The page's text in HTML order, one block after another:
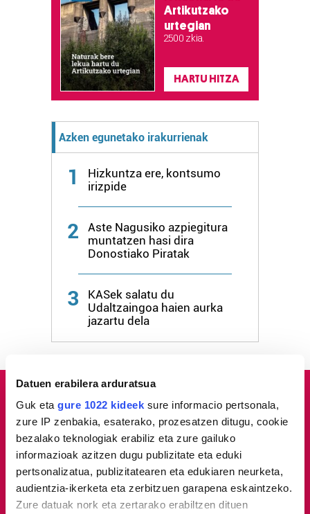
Datuen erabilera arduratsua
Guk eta gure 1022 kideek sure informacio pertsonala,
zure IP zenbakia, esaterako, prozesatzen ditugu, cookie
bezalako teknologiak erabiliz eta zure gailuko
informazioak azitzen dugu publizitate eta eduki
pertsonalizatua, publizitatearen eta edukiaren neurketa,
audientzia-ikerketa eta zerbitzuen garapena eskaintzeko.
Zure datuak nork eta zertarako erabiltzen dituen
Artikutzako
urtegian
2.500 zkia.
HARTU HITZA
Azken egunetako irakurrienak
1
Hizkuntza ere, kontsumo
irizpide
2
Aste Nagusiko azpiegitura
muntatzen hasi dira
Donostiako Piratak
3
KASek salatu du
Udaltzaingoa haien aurka
jazartu dela